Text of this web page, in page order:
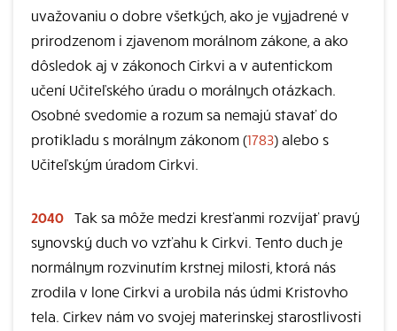
uvažovaniu o dobre všetkých, ako je vyjadrené v
prirodzenom i zjavenom morálnom zákone, a ako
dôsledok aj v zákonoch Cirkvi a v autentickom
učení Učiteľského úradu o morálnych otázkach.
Osobné svedomie a rozum sa nemajú stavať do
protikladu s morálnym zákonom (1783) alebo s
Učiteľským úradom Cirkvi.
2040 Tak sa môže medzi kresťanmi rozvíjať pravý
synovský duch vo vzťahu k Cirkvi. Tento duch je
normálnym rozvinutím krstnej milosti, ktorá nás
zrodila v lone Cirkvi a urobila nás údmi Kristovho
tela. Cirkev nám vo svojej materinskej starostlivosti